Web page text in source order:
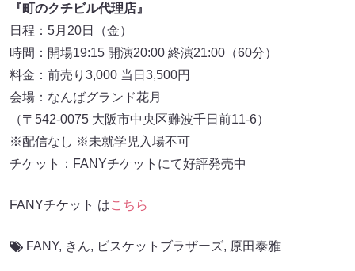
『町のクチビル代理店』
日程：5月20日（金）
時間：開場19:15 開演20:00 終演21:00（60分）
料金：前売り3,000 当日3,500円
会場：なんばグランド花月
（〒542-0075 大阪市中央区難波千日前11-6）
※配信なし ※未就学児入場不可
チケット：FANYチケットにて好評発売中
FANYチケット はこちら
FANY, きん, ビスケットブラザーズ, 原田泰雅